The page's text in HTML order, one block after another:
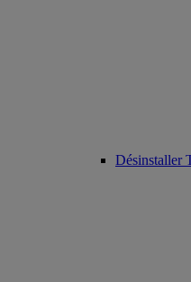
Désinstaller